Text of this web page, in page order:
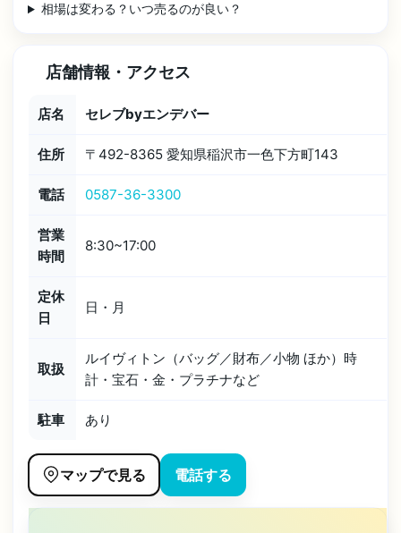
相場は変わる？いつ売るのが良い？
店舗情報・アクセス
店名 セレブbyエンデバー
住所 〒 492-8365 愛知県稲沢市一色下方町143
電話 0587-36-3300
営業
時間
8:30~17:00
定休
日
日・月
取扱
ルイヴィトン（バッグ／財布／小物 ほか）時
計・宝石・金・プラチナなど
駐車 あり
マップで見る 電話する